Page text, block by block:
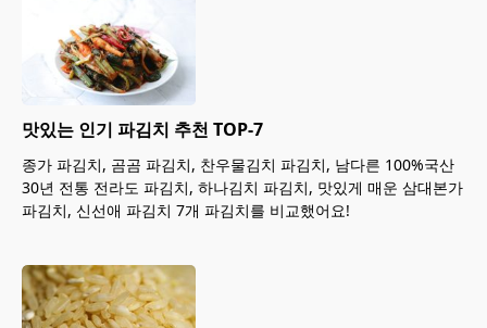
맛있는 인기 파김치 추천 TOP-7
종가 파김치, 곰곰 파김치, 찬우물김치 파김치, 남다른 100%국산
30년 전통 전라도 파김치, 하나김치 파김치, 맛있게 매운 삼대본가
파김치, 신선애 파김치 7개 파김치를 비교했어요!